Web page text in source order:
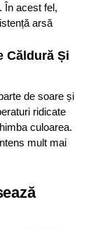
În acest fel,
arsă
Căldură Și
de soare și
ridicate
culoarea.
mult mai